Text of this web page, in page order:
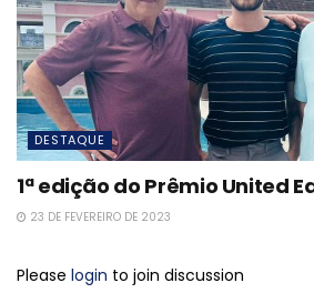
DESTAQUE
1ª edição do Prêmio United
23 DE FEVEREIRO DE 2023
Please login to join discussion